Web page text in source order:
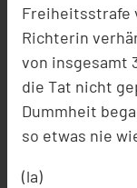
Freiheitsstrafe
Richterin
von insgesamt
die Tat nicht
Dummheit
so etwas nie
(la)